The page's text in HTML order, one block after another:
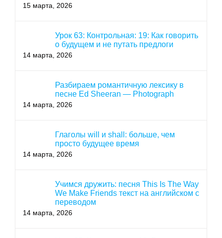
15 марта, 2026
Урок 63: Контрольная: 19: Как говорить
о будущем и не путать предлоги
14 марта, 2026
Разбираем романтичную лексику в
песне Ed Sheeran — Photograph
14 марта, 2026
Глаголы will и shall: больше, чем
просто будущее время
14 марта, 2026
Учимся дружить: песня This Is The Way
We Make Friends текст на английском с
переводом
14 марта, 2026